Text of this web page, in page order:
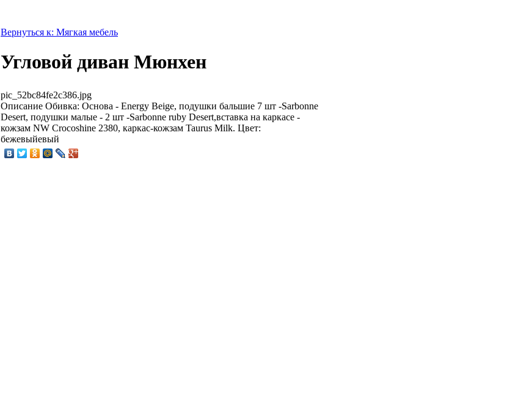
Вернуться к: Мягкая мебель
Угловой диван Мюнхен
pic_52bc84fe2c386.jpg
Описание Обивка: Основа - Energy Beige, подушки бальшие 7 шт -Sarbonne
Desert, подушки малые - 2 шт -Sarbonne ruby Desert,вставка на каркасе -
кожзам NW Crocoshine 2380, каркас-кожзам Taurus Milk. Цвет:
бежевыйевый